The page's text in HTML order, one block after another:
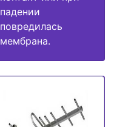
падении
повредилась
мембрана.